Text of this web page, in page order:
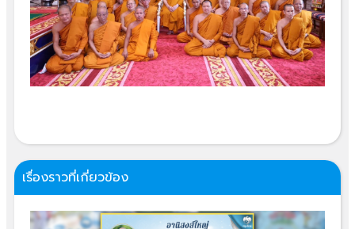
เรื่องราวที่เกี่ยวข้อง